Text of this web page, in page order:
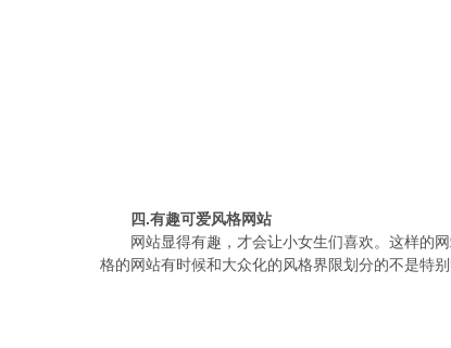
四.有趣可爱风格网站
网站显得有趣，才会让小女生们喜欢。这样的
格的网站有时候和大众化的风格界限划分的不是特